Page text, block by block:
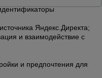
Яндекс.Директа;
и взаимодействие с
и предпочтения для